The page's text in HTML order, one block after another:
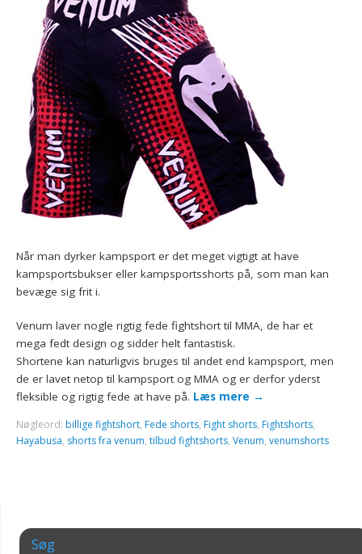
Når man dyrker kampsport er det meget vigtigt at have
kampsportsbukser eller kampsportsshorts på, som man kan
bevæge sig frit i.
Venum laver nogle rigtig fede fightshort til MMA, de har et
mega fedt design og sidder helt fantastisk.
Shortene kan naturligvis bruges til andet end kampsport, men
de er lavet netop til kampsport og MMA og er derfor yderst
fleksible og rigtig fede at have på. Læs mere →
Nøgleord: billige fightshort, Fede shorts, Fight shorts, Fightshorts,
Hayabusa, shorts fra venum,tilbud fightshorts,Venum,venumshorts
Søg